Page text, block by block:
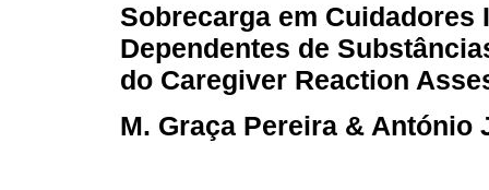
Sobrecarga em Cuidadores
Dependentes de
do Caregiver Reaction
M. Graça Pereira & António